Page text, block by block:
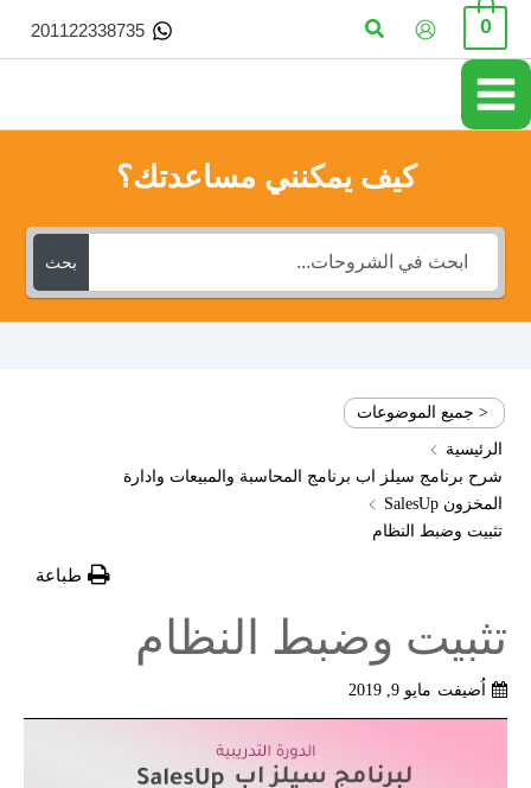
0 البحث 201122338735
كيف يمكنني مساعدتك؟
بحث
< جميع الموضوعات
الرئيسية
شرح برنامج سيلز اب برنامج المحاسبة والمبيعات وادارة
المخزون SalesUp
تثبيت وضبط النظام
طباعة
تثبيت وضبط النظام
اُضيفت مايو 9, 2019